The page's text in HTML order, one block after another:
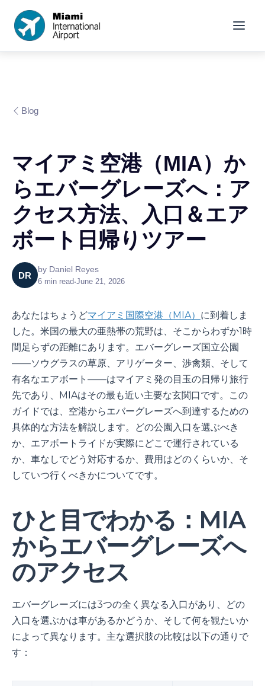
Blog
マイアミ空港（MIA）か
らエバーグレーズへ：ア
クセス方法、入口＆エア
ボート日帰りツアー
DR
by Daniel Reyes
6 min read•June 21, 2026
あなたはちょうどマイアミ国際空港（MIA） に到着しま
した。米国の最大の亜熱帯の荒野は、そこからわずか1時
間足らずの距離にあります。エバーグレーズ国立公園
――ソウグラスの草原、アリゲーター、渉禽類、そして
有名なエアボート――はマイアミ発の目玉の日帰り旅行
先であり、MIAはその最も近い主要な玄関口です。この
ガイドでは、空港からエバーグレーズへ到達するための
具体的な方法を解説します。どの公園入口を選ぶべき
か、エアボートライドが実際にどこで運行されている
か、車なしでどう対応するか、費用はどのくらいか、そ
していつ行くべきかについてです。
ひと目でわかる：MIA
からエバーグレーズへ
のアクセス
エバーグレーズには3つの全く異なる入口があり、どの
入口を選ぶかは車があるかどうか、そして何を観たいか
によって異なります。主な選択肢の比較は以下の通りで
す：